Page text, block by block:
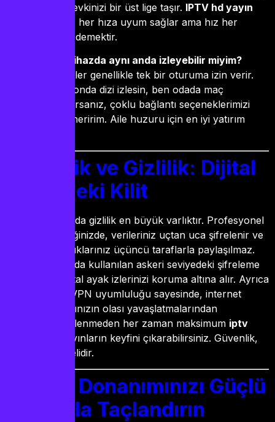
bir hız, seyir zevkinizi bir üst lige taşır. IPTV hd yayın
standartlarımız her hıza uyum sağlar ama hız her
zaman konfor demektir.
Birden fazla cihazda aynı anda izleyebilir miyim?
Standart paketler genellikle tek bir oturuma izin verir.
Eğer “Eşim salonda dizi izlesin, ben odada maç
izleyeyim” diyorsanız, çoklu bağlantı seçeneklerimizi
incelemenizi öneririm. Aile huzuru için en iyi yatırım
Güvenlik ve Gizlilik: Dijital
Evinizdeki Kilit
Modern dünyada gizlilik en büyük varlıktır. Profesyonel
bir üyelik seçtiğinizde, verileriniz uçtan uca şifrelenir ve
izleme alışkanlıklarınız üçüncü taraflarla paylaşılmaz.
Sunucularımızda kullanılan askeri seviyedeki şifreleme
yöntemleri, dijital ayak izlerinizi koruma altına alır. Ayrıca
sunduğumuz VPN uyumluluğu sayesinde, internet
servis sağlayıcınızın olası yavaşlatmalarından
(throttling) etkilenmeden her zaman maksimum iptv
ile yayınların keyfini çıkarabilirsiniz. Güvenlik,
konforun temelidir.
Sonuç: Donanımınızı Güçlü
Bir Ruhla Taçlandırın